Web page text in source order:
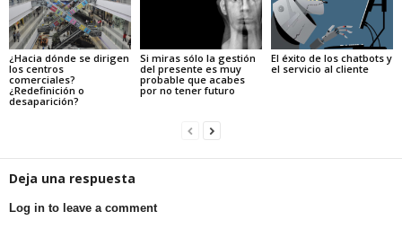
¿Hacia dónde se dirigen
los centros
comerciales?
¿Redefinición o
desaparición?
Si miras sólo la gestión
del presente es muy
probable que acabes
por no tener futuro
El éxito de los chatbots y
el servicio al cliente
Deja una respuesta
Log in to leave a comment